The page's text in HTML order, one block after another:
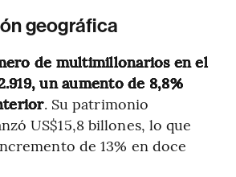
geográfica
de multimillonarios en el
un aumento de 8,8%
. Su patrimonio
US$15,8 billones, lo que
de 13% en doce